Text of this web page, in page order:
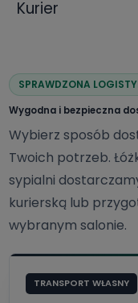
Kurier
SPRAWDZONA
Wygodna i bezpieczna
Wybierz sposób
Twoich potrzeb.
sypialni
kurierską lub
wybranym salonie.
TRANSPORT WŁASNY